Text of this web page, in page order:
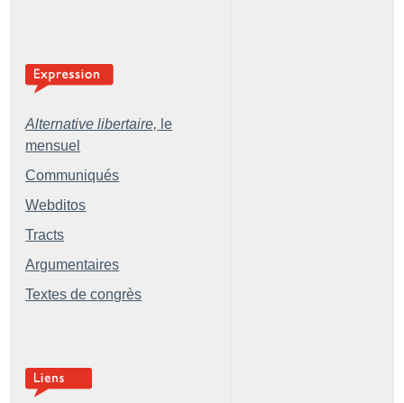
Alternative libertaire, le
mensuel
Communiqués
Webditos
Tracts
Argumentaires
Textes de congrès